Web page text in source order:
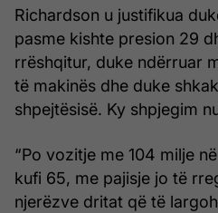
Richardson u justifikua
pasme kishte presion 29
rrëshqitur, duke ndërruar
të makinës dhe duke
shpejtësisë. Ky shpjegim
“Po vozitje me 104 milje
kufi 65, me pajisje jo të
njerëzve dritat që të